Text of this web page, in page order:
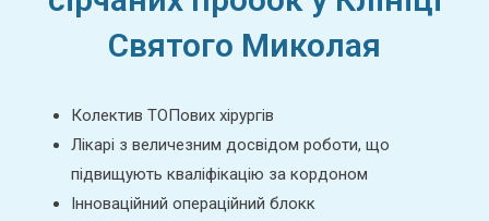
Святого Миколая
Колектив ТОПових хірургів
Лікарі з величезним досвідом роботи, що
підвищують кваліфікацію за кордоном
Інноваційний операційний блокк